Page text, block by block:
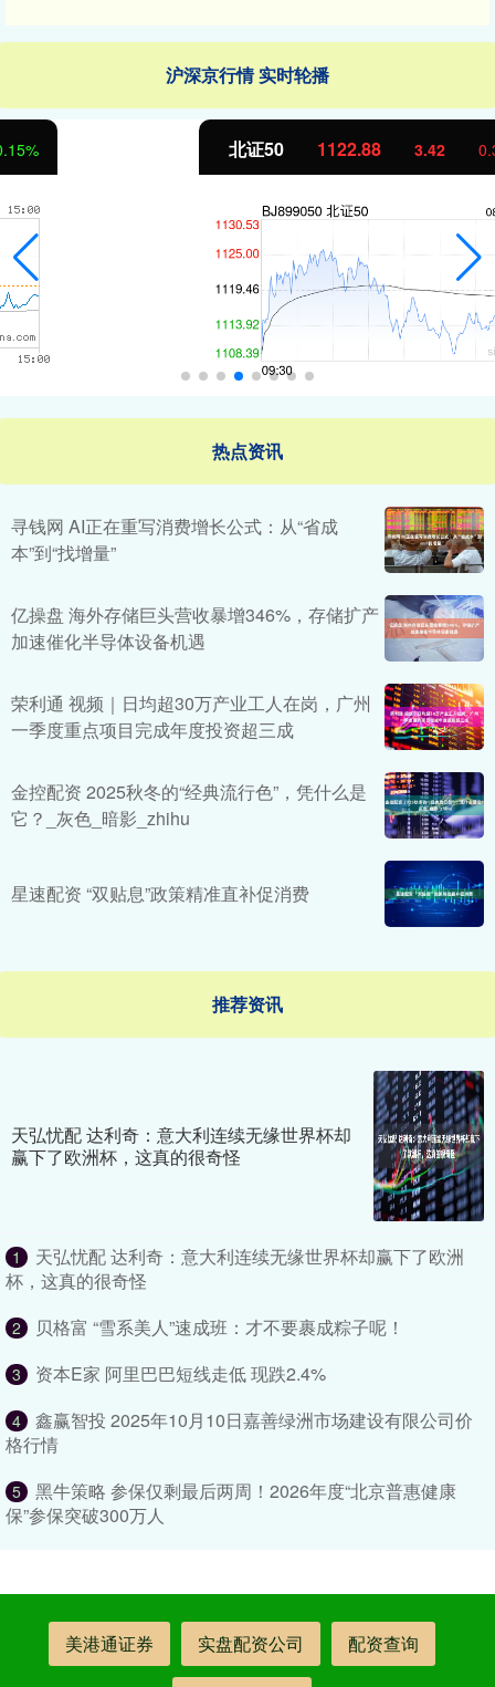
沪深京行情 实时轮播
1122.88 0.30%
热点资讯
寻钱网 AI正在重写消费增长公式：从“省成
本”到“找增量”
亿操盘 海外存储巨头营收暴增346%，存储扩产
加速催化半导体设备机遇
荣利通 视频｜日均超30万产业工人在岗，广州
一季度重点项目完成年度投资超三成
金控配资 2025秋冬的“经典流行色”，凭什么是
它？_灰色_暗影_zhihu
星速配资 “双贴息”政策精准直补促消费
推荐资讯
天弘忧配 达利奇：意大利连续无缘世界杯却
赢下了欧洲杯，这真的很奇怪
1
天弘忧配 达利奇：意大利连续无缘世界杯却赢下了欧洲
杯，这真的很奇怪
2 贝格富 “雪系美人”速成班：才不要裹成粽子呢！
3 资本E家 阿里巴巴短线走低 现跌2.4%
4
鑫赢智投 2025年10月10日嘉善绿洲市场建设有限公司价
格行情
5
黑牛策略 参保仅剩最后两周！2026年度“北京普惠健康
保”参保突破300万人
美港通证券 实盘配资公司 配资查询